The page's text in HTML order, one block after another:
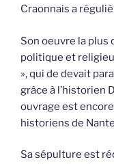
Craonnais a
Son oeuvre la plus
politique et
», qui de devait
grâce à l’historien
ouvrage est
historiens de
Sa sépulture est